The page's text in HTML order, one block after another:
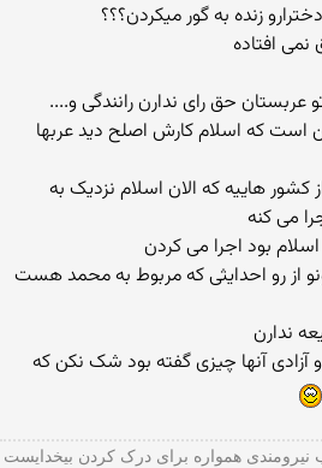
افتاده
که اسلام کارش اصلح دید عربها
هاییه که الان اسلام نزدیک به
بود اجرا می کردن
از رو احدایثی که مربوط به محمد هست
ندارن
آزادی آنها چیزی گفته بود شک نکن که
همواره برای درک کردن بیخدایست